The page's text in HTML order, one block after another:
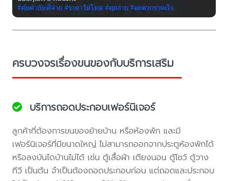
ครบวงจรเรื่องขนของกับบริการเสริม
บริการถอดประกอบเฟอร์นิเจอร์
ลูกค้าที่ต้องการขนของย้ายบ้าน หรือห้องพัก และมี
เฟอร์นิเจอร์ที่มีขนาดใหญ่ ไม่สามารถออกจากประตูห้องพักได้
หรือลงบันไดบ้านไม่ได้ เช่น ตู้เสื้อผ้า เตียงนอน ตู้โชว์ ตู้วาง
ทีวี เป็นต้น จำเป็นต้องถอดประกอบก่อน แต่ถอดและประกอบ